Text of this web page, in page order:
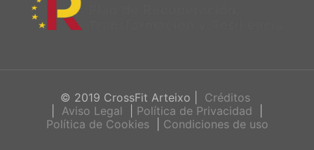
© 2019 CrossFit Arteixo |
Créditos
Aviso Legal Política de Privacidad
Política de Cookies
Condiciones de uso